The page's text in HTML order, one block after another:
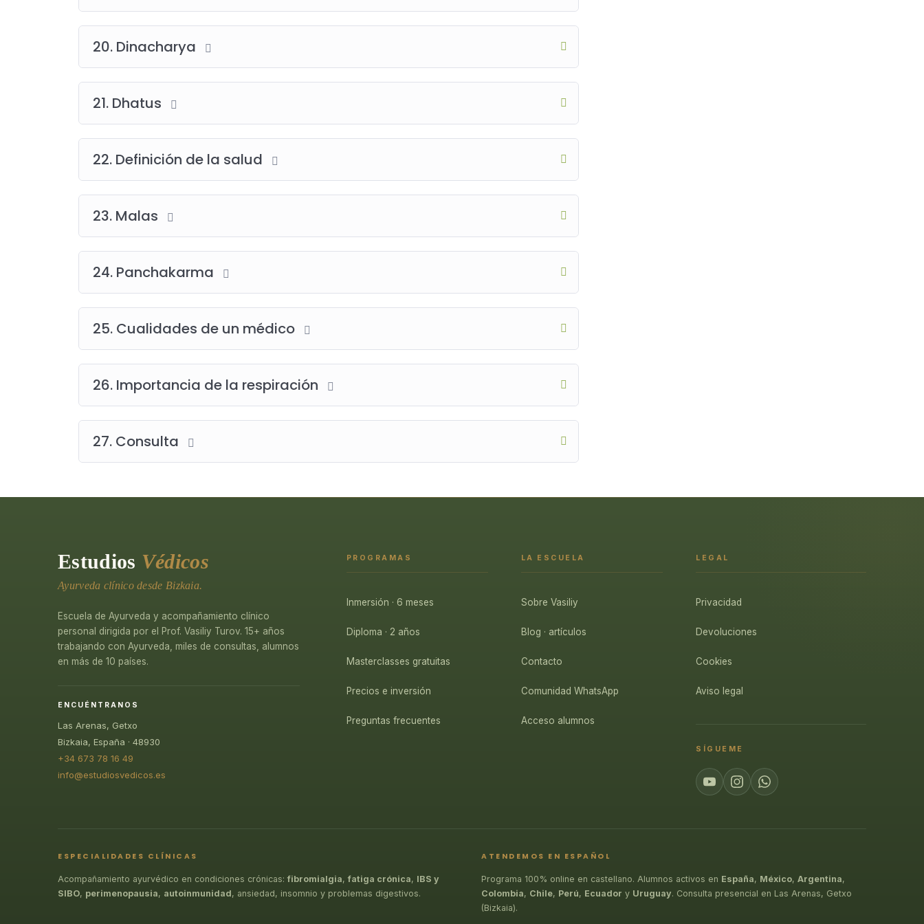
20. Dinacharya
21. Dhatus
22. Definición de la salud
23. Malas
24. Panchakarma
25. Cualidades de un médico
26. Importancia de la respiración
27. Consulta
Estudios Védicos
Ayurveda clínico desde Bizkaia.
Escuela de Ayurveda y acompañamiento clínico
personal dirigida por el Prof. Vasiliy Turov. 15+ años
trabajando con Ayurveda, miles de consultas, alumnos
en más de 10 países.
ENCUÉNTRANOS
Las Arenas, Getxo
Bizkaia, España · 48930
+34 673 78 16 49
info@estudiosvedicos.es
PROGRAMAS
Inmersión · 6 meses
Diploma · 2 años
Masterclasses gratuitas
Precios e inversión
Preguntas frecuentes
LA ESCUELA
Sobre Vasiliy
Blog · artículos
Contacto
Comunidad WhatsApp
Acceso alumnos
LEGAL
Privacidad
Devoluciones
Cookies
Aviso legal
SÍGUEME
ESPECIALIDADES CLÍNICAS
Acompañamiento ayurvédico en condiciones crónicas:fibromialgia,fatiga crónica, IBS y
SIBO, perimenopausia, autoinmunidad, ansiedad, insomnio y problemas digestivos.
ATENDEMOS EN ESPAÑOL
Programa 100% online en castellano. Alumnos activos en España, México, Argentina,
Colombia, Chile, Perú, Ecuador y Uruguay. Consulta presencial en Las Arenas, Getxo
(Bizkaia).